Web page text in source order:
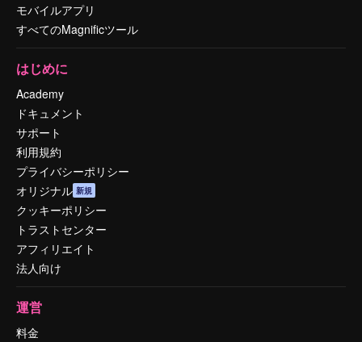
モバイルアプリ
すべてのMagnificツール
はじめに
Academy
ドキュメント
サポート
利用規約
プライバシーポリシー
オリジナル 新規
クッキーポリシー
トラストセンター
アフィリエイト
法人向け
運営
料金